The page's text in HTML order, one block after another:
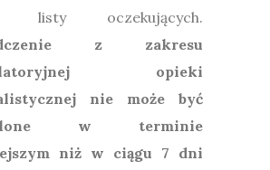
listy oczekujących.
z zakresu
opieki
nie może być
w terminie
niż w ciągu 7 dni